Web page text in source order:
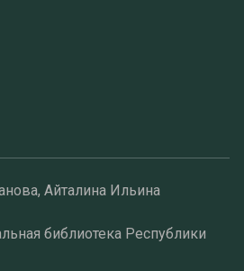
Айталина Ильина
библиотека Республики